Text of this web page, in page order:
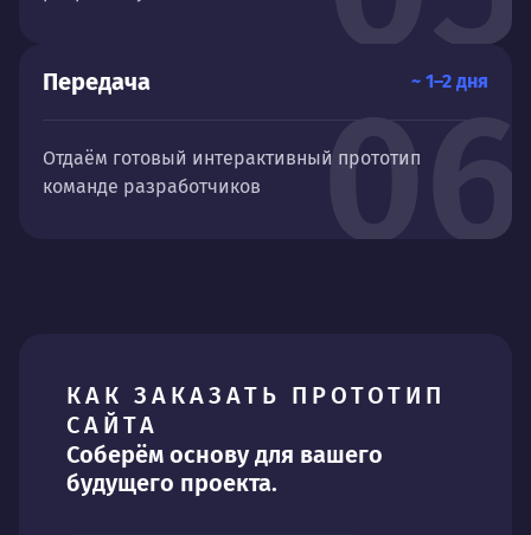
06
Передача ~ 1–2 дня
Отдаём готовый интерактивный прототип
команде разработчиков
КАК ЗАКАЗАТЬ ПРОТОТИП
САЙТА
Соберём основу для вашего
будущего проекта.